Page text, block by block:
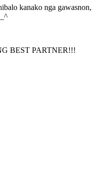
kanako nga gawasnon,
BEST PARTNER!!!